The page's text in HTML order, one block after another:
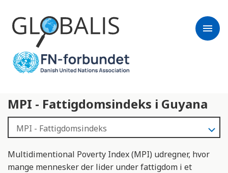
menu
MPI - Fattigdomsindeks i Guyana
Multidimentional Poverty Index (MPI) udregner, hvor
mange mennesker der lider under fattigdom i et